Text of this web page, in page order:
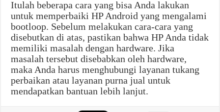
Itulah beberapa cara yang bisa Anda lakukan
untuk memperbaiki HP Android yang mengalami
bootloop. Sebelum melakukan cara-cara yang
disebutkan di atas, pastikan bahwa HP Anda tidak
memiliki masalah dengan hardware. Jika
masalah tersebut disebabkan oleh hardware,
maka Anda harus menghubungi layanan tukang
perbaikan atau layanan purna jual untuk
mendapatkan bantuan lebih lanjut.